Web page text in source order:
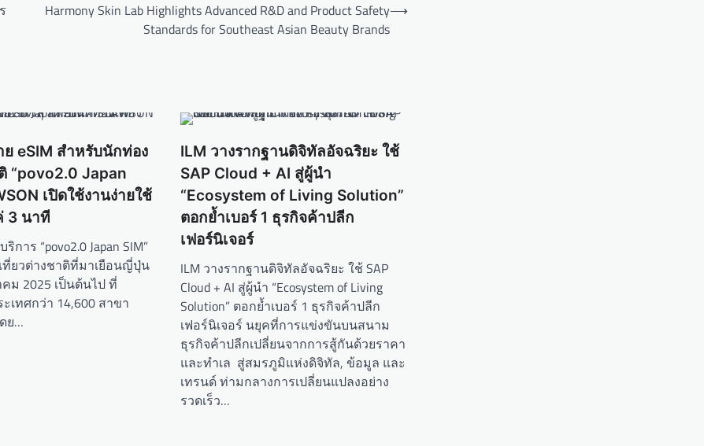
Harmony Skin Lab Highlights Advanced R&D and Product Safety
Standards for Southeast Asian Beauty Brands
⟶
eSIM สำหรับนักท่อง
“povo2.0 Japan
เปิดใช้งานง่ายใช้
3 นาที
การ “povo2.0 Japan SIM”
ยวต่างชาติที่มาเยือนญี่ปุ่น
ม 2025 เป็นต้นไป ที่
ะเทศกว่า 14,600 สาขา
ย…
ILM วางรากฐานดิจิทัลอัจฉริยะ ใช้
SAP Cloud + AI สู่ผู้นำ
“Ecosystem of Living Solution”
ตอกย้ำเบอร์ 1 ธุรกิจค้าปลีก
เฟอร์นิเจอร์
ILM วางรากฐานดิจิทัลอัจฉริยะ ใช้ SAP
Cloud + AI สู่ผู้นำ “Ecosystem of Living
Solution” ตอกย้ำเบอร์ 1 ธุรกิจค้าปลีก
เฟอร์นิเจอร์ นยุคที่การแข่งขันบนสนาม
ธุรกิจค้าปลีกเปลี่ยนจากการสู้กันด้วยราคา
และทำเล สู่สมรภูมิแห่งดิจิทัล, ข้อมูล และ
เทรนด์ ท่ามกลางการเปลี่ยนแปลงอย่าง
รวดเร็ว…